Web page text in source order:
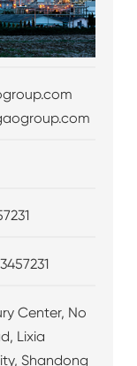
Center, No
Lixia
Shandong